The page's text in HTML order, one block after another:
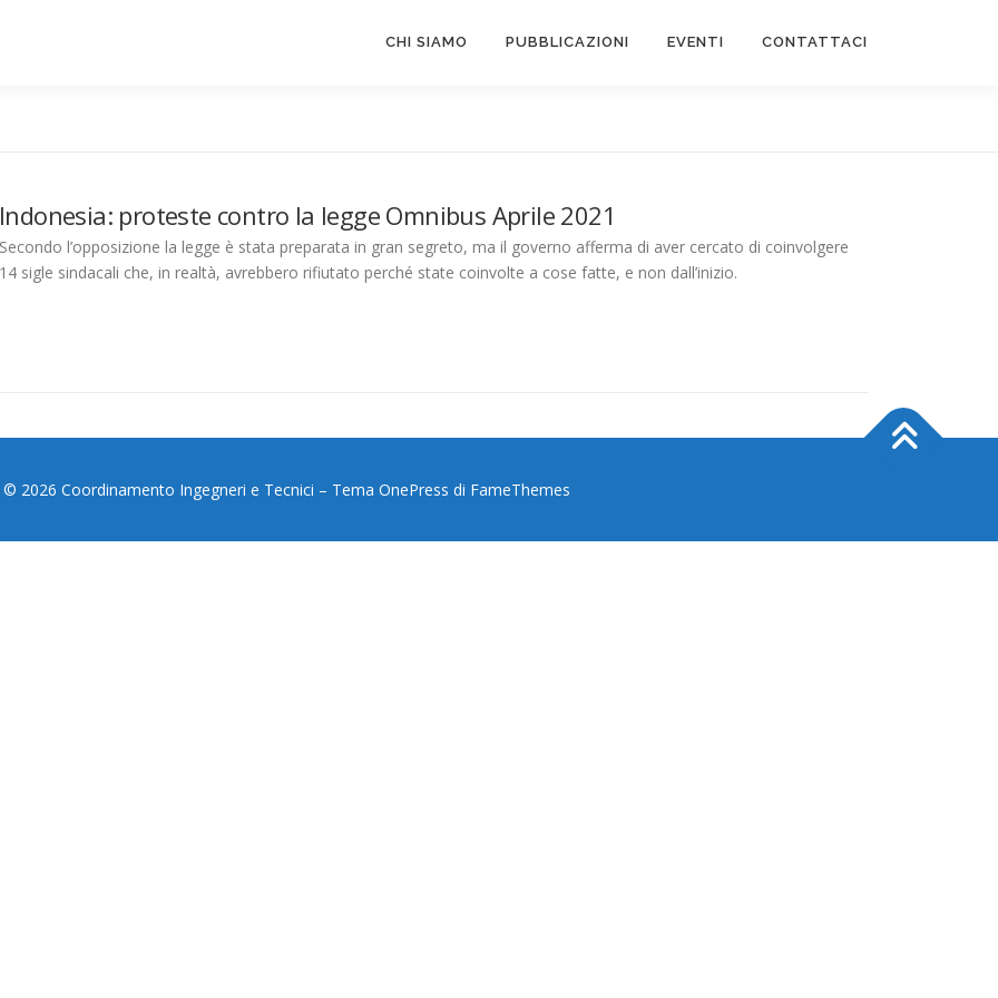
CHI SIAMO PUBBLICAZIONI EVENTI CONTATTACI
Indonesia: proteste contro la legge Omnibus Aprile 2021
Secondo l’opposizione la legge è stata preparata in gran segreto, ma il governo afferma di aver cercato di coinvolgere
14 sigle sindacali che, in realtà, avrebbero rifiutato perché state coinvolte a cose fatte, e non dall’inizio.
2026 Coordinamento Ingegneri e Tecnici – Tema OnePress di FameThemes